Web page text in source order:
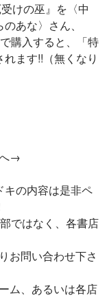
けの巫』を〈中
あな〉さん、
購入すると、「特
ます!!（無くなり
へ→
キの内容は是非ペ
ではなく、各書店
お問い合わせ下さ
ム、あるいは各店